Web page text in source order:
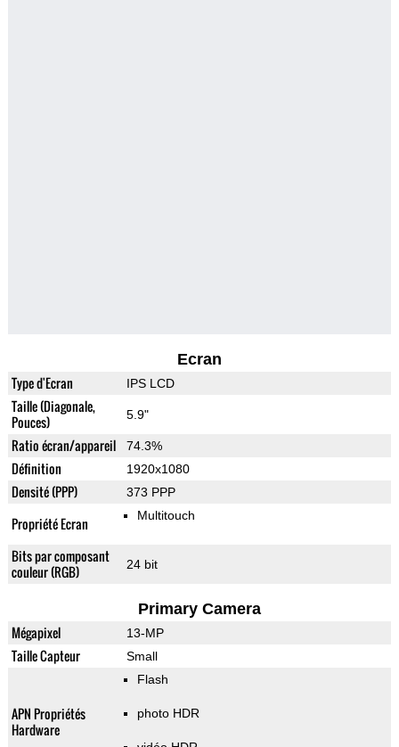
Ecran
Type d'Ecran IPS LCD
Taille (Diagonale,
Pouces)
5.9"
Ratio écran/appareil 74.3%
Définition 1920x1080
Densité (PPP) 373 PPP
Propriété Ecran Multitouch
Bits par composant
couleur (RGB)
24 bit
Primary Camera
Mégapixel 13-MP
Taille Capteur Small
APN Propriétés
Hardware
Flash
photo HDR